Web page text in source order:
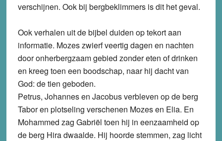
verschijnen. Ook bij bergbeklimmers is dit het geval.
Ook verhalen uit de bijbel duiden op tekort aan
informatie. Mozeszwierf veertig dagen en nachten
door onherbergzaam gebied zonder eten of drinken
en kreeg toen een boodschap, naar hij dacht van
God: de tien geboden.
Petrus, Johannes en Jacobusverbleven op de berg
Tabor en plotseling verschenen Mozes en Elia. En
Mohammed zag Gabriël toen hij in eenzaamheid op
de berg Hira dwaalde. Hij hoorde stemmen, zag licht